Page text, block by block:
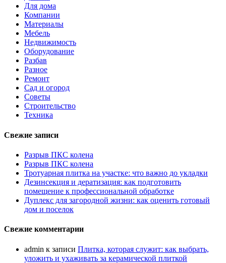
Для дома
Компании
Материалы
Мебель
Недвижимость
Оборудование
Разбав
Разное
Ремонт
Сад и огород
Советы
Строительство
Техника
Свежие записи
Разрыв ПКС колена
Разрыв ПКС колена
Тротуарная плитка на участке: что важно до укладки
Дезинсекция и дератизация: как подготовить
помещение к профессиональной обработке
Дуплекс для загородной жизни: как оценить готовый
дом и поселок
Свежие комментарии
admin к записи Плитка, которая служит: как выбрать,
уложить и ухаживать за керамической плиткой